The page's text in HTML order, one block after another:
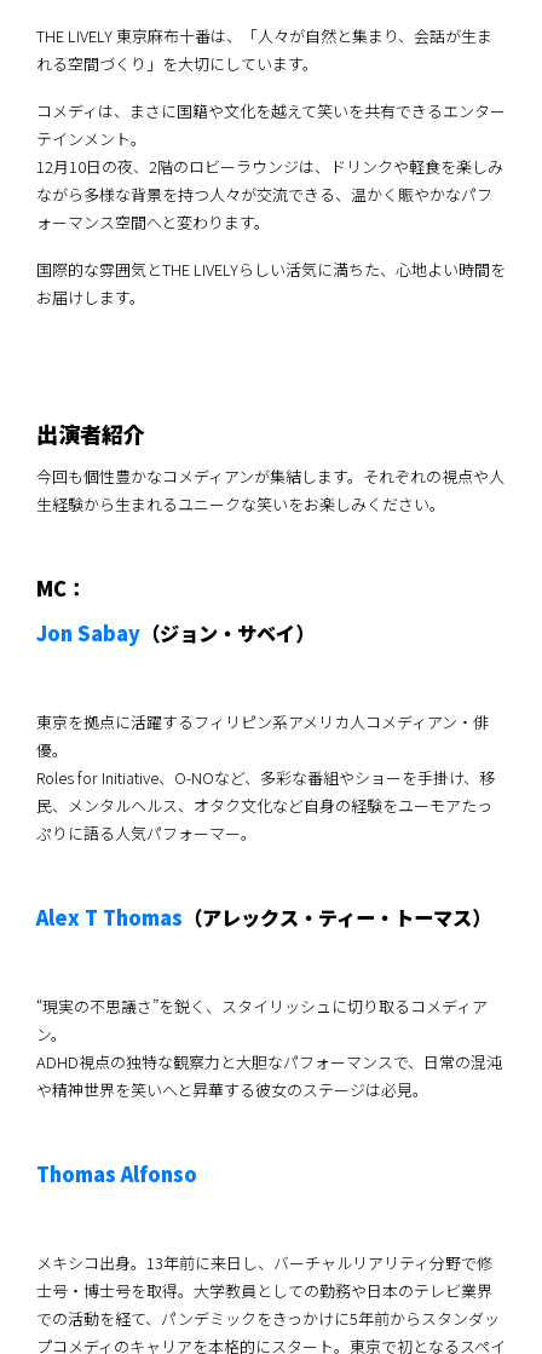
THE LIVELY 東京麻布十番は、「人々が自然と集まり、会話が生ま
れる空間づくり」を大切にしています。
コメディは、まさに国籍や文化を越えて笑いを共有できるエンター
テインメント。
12月10日の夜、2階のロビーラウンジは、ドリンクや軽食を楽しみ
ながら多様な背景を持つ人々が交流できる、温かく賑やかなパフ
ォーマンス空間へと変わります。
国際的な雰囲気とTHE LIVELYらしい活気に満ちた、心地よい時間を
お届けします。
出演者紹介
今回も個性豊かなコメディアンが集結します。それぞれの視点や人
生経験から生まれるユニークな笑いをお楽しみください。
MC：
Jon Sabay （ジョン・サベイ）
東京を拠点に活躍するフィリピン系アメリカ人コメディアン・俳
優。
Roles for Initiative、O-NOなど、多彩な番組やショーを手掛け、移
民、メンタルヘルス、オタク文化など自身の経験をユーモアたっ
ぷりに語る人気パフォーマー。
Alex T Thomas （アレックス・ティー・トーマス）
“現実の不思議さ”を鋭く、スタイリッシュに切り取るコメディア
ン。
ADHD視点の独特な観察力と大胆なパフォーマンスで、日常の混沌
や精神世界を笑いへと昇華する彼女のステージは必見。
Thomas Alfonso
メキシコ出身。13年前に来日し、バーチャルリアリティ分野で修
士号・博士号を取得。大学教員としての勤務や日本のテレビ業界
での活動を経て、パンデミックをきっかけに5年前からスタンダッ
プコメディのキャリアを本格的にスタート。東京で初となるスペイ